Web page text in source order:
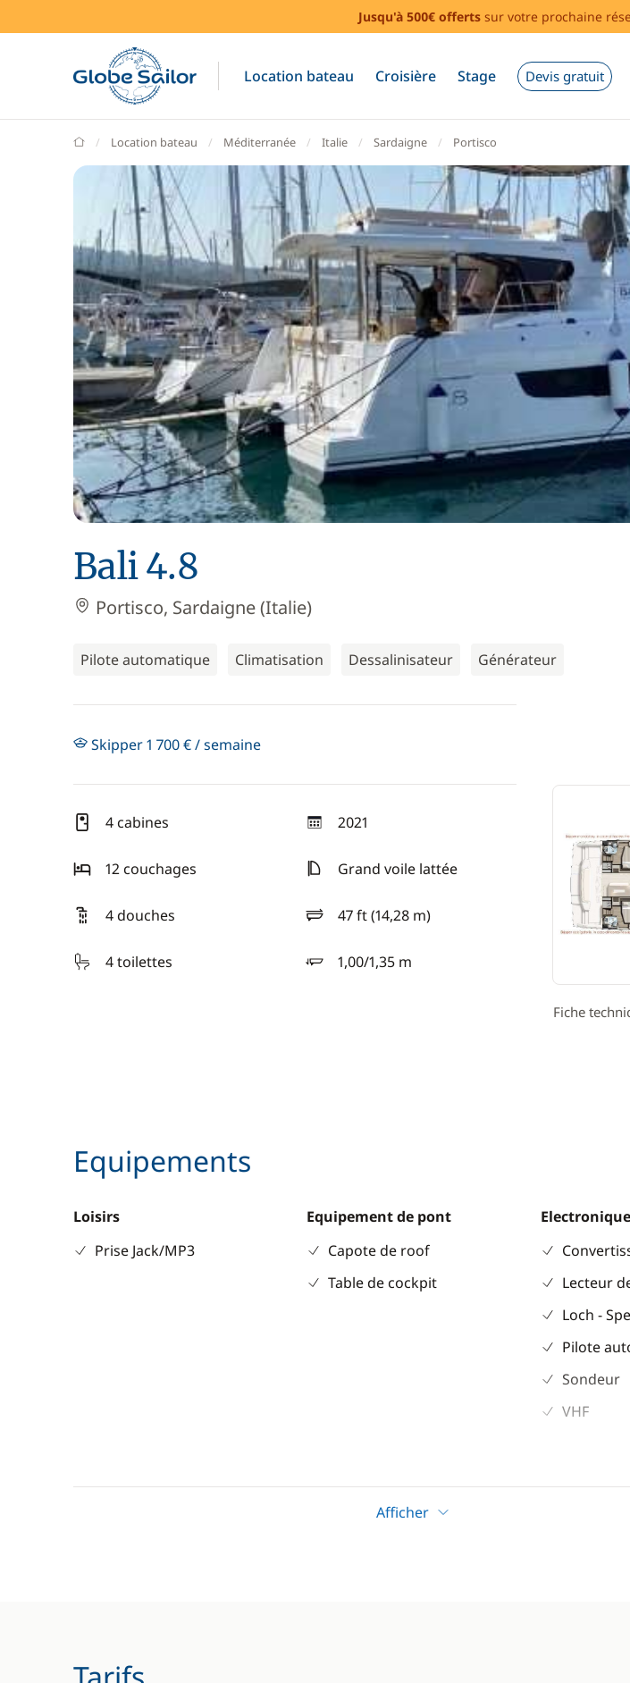
Jusqu'à 500€ offerts sur votre prochaine
Location bateau Croisière Stage Devis gratuit
GlobeSailor
Location bateau Méditerranée Italie Sardaigne Portisco
Bali 4.8
Portisco, Sardaigne (Italie)
Pilote automatique Climatisation Dessalinisateur Générateur
Skipper 1 700 € / semaine
4 cabines 2021
année
12 couchages
Grand voile lattée
4 douches 47 ft (14,28 m)
longueur
4 toilettes
1,00/1,35 m
tirant d'eau
Fiche
Equipements
Loisirs
Prise Jack/MP3
Equipement de pont
Capote de roof
Table de cockpit
Electronique
Lecteur
Loch -
Pilote
Sondeur
VHF
Climatisation
Afficher